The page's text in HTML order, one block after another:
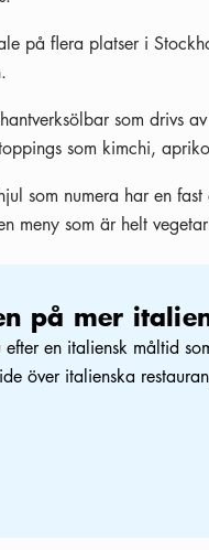
på flera platser i
som drivs
som kimchi,
som numera har en
meny som är helt
på mer
efter en italiensk måltid
över italienska